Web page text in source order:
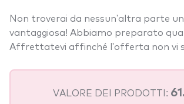
Non troverai da nessun'altra parte
vantaggiosa! Abbiamo preparato
Affrettatevi affinché l'offerta non vi
VALORE DEI PRODOTTI: